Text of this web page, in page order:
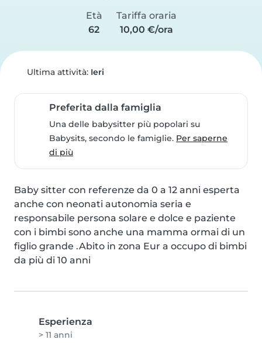
Età
62
Tariffa oraria
10,00 €/ora
Ultima attività: Ieri
Preferita dalla famiglia
Una delle babysitter più popolari su
Babysits, secondo le famiglie. Per saperne
di più
Baby sitter con referenze da 0 a 12 anni esperta
anche con neonati autonomia seria e
responsabile persona solare e dolce e paziente
con i bimbi sono anche una mamma ormai di un
figlio grande .Abito in zona Eur a occupo di bimbi
da più di 10 anni
Esperienza
> 11 anni